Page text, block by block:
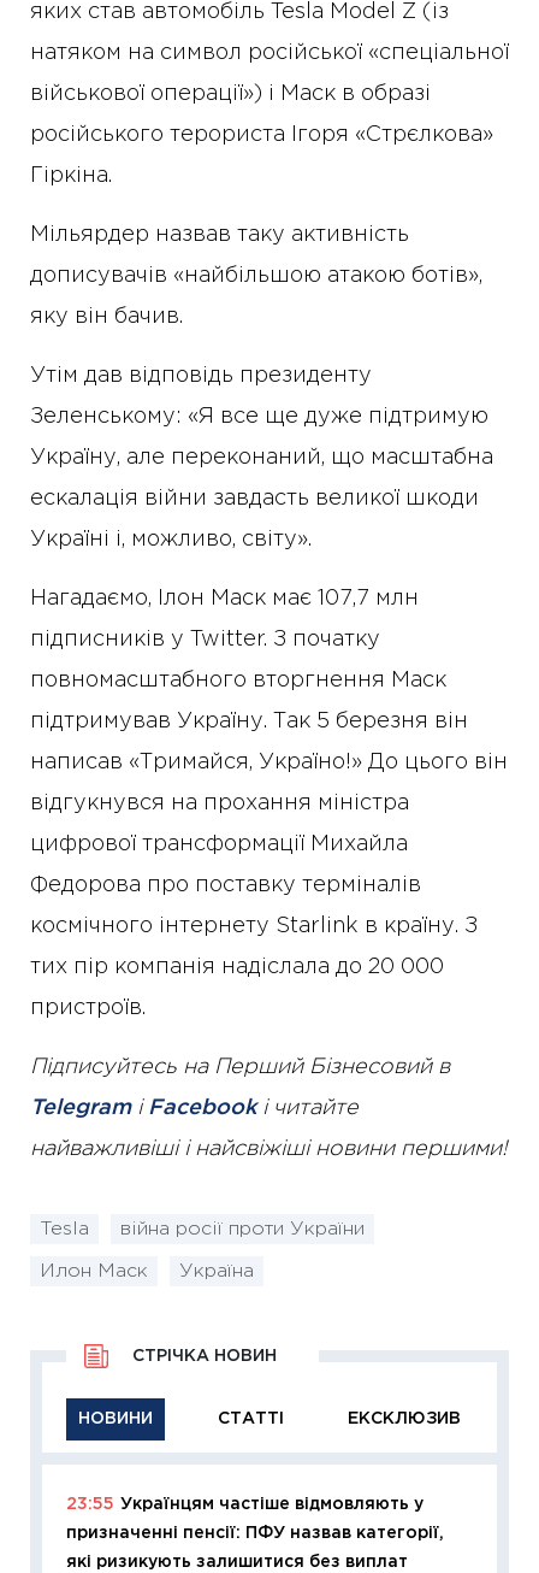
яких став автомобіль Tesla Model Z (із
натяком на символ російської «спеціальної
військової операції») і Маск в образі
російського терориста Ігоря «Стрєлкова»
Гіркіна.
Мільярдер назвав таку активність
дописувачів «найбільшою атакою ботів»,
яку він бачив.
Утім дав відповідь президенту
Зеленському: «Я все ще дуже підтримую
Україну, але переконаний, що масштабна
ескалація війни завдасть великої шкоди
Україні і, можливо, світу».
Нагадаємо, Ілон Маск має 107,7 млн
підписників у Twitter. З початку
повномасштабного вторгнення Маск
підтримував Україну. Так 5 березня він
написав «Тримайся, Україно!» До цього він
відгукнувся на прохання міністра
цифрової трансформації Михайла
Федорова про поставку терміналів
космічного інтернету Starlink в країну. З
тих пір компанія надіслала до 20 000
пристроїв.
Підписуйтесь на Перший Бізнесовий в
Telegramі Facebookі читайте
найважливіші і найсвіжіші новини першими!
Tesla війна росії проти України
Илон Маск Україна
НОВИНИ СТАТТІ ЕКСКЛЮЗИВ
СТРІЧКА НОВИН
23:55 Українцям частіше відмовляють у
призначенні пенсії: ПФУ назвав категорії,
які ризикують залишитися без виплат